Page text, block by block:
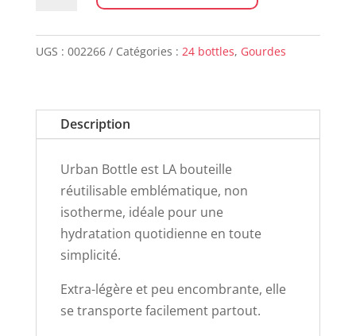
1000ml
UGS : 002266 Catégories : 24 bottles, Gourdes
Description
Urban Bottle est LA bouteille
réutilisable emblématique, non
isotherme, idéale pour une
hydratation quotidienne en toute
simplicité.
Extra-légère et peu encombrante, elle
se transporte facilement partout.